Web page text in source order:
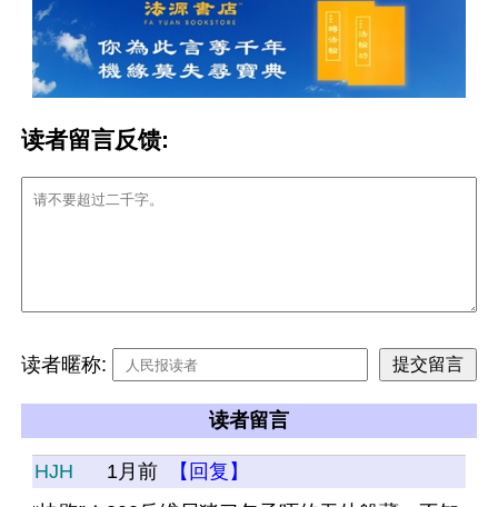
读者留言反馈:
读者暱称:
读者留言
HJH 1月前
【回复】